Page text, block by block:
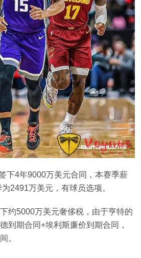
下4年9000万美元合同，本赛季薪
2491万美元，有球员选项。
约5000万美元奢侈税，由于亨特的
到期合同+埃利斯廉价到期合同，
。